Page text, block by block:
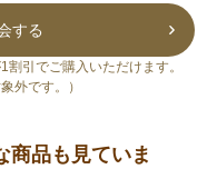
する
引でご購入いただけます。
外です。）
商品も見ていま